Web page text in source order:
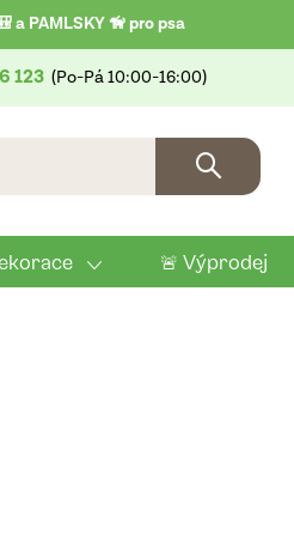
a PAMLSKY 🦮 pro psa
123
🚨 Výprodej